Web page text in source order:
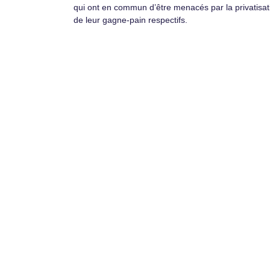
qui ont en commun d’être menacés par la
de leur gagne-pain respectifs.